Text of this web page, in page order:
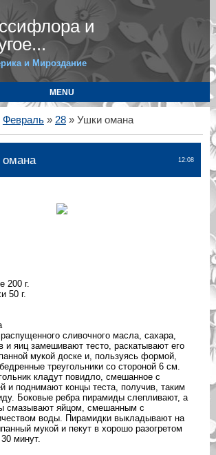
и
и Мироздание
MENU
Февраль » 28» Ушки омана
12:08
200 г.
50 г.
сливочного масла, сахара,
и яиц замешивают тесто, раскатывают его
мукой доске и, пользуясь формой,
треугольники со стороной 6 см.
кладут повидло, смешанное с
и поднимают концы теста, получив, таким
Боковые ребра пирамиды слепливают, а
смазывают яйцом, смешанным с
воды. Пирамидки выкладывают на
мукой и пекут в хорошо разогретом
минут.